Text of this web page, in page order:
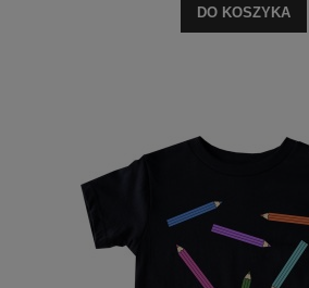
DO KOSZYKA